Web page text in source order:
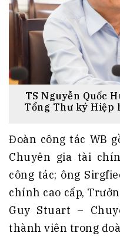
TS Nguyễn Quốc
Tổng Thư ký Hiệp
Đoàn công tác WB
Chuyên gia tài
công tác; ông
chính cao cấp,
Guy Stuart –
thành viên trong